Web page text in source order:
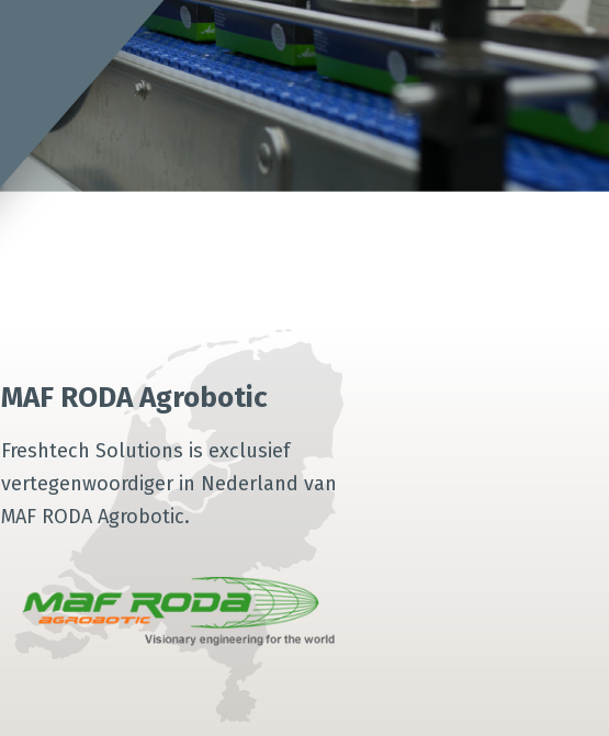
MAF RODA Agrobotic
Freshtech Solutions is exclusief
vertegenwoordiger in Nederland van
MAF RODA Agrobotic.